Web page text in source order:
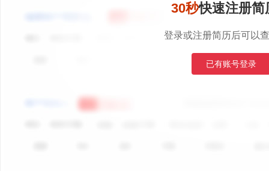
30秒快速注册简
登录或注册简历后可以
已有账号登录